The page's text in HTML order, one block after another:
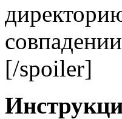
[/spoiler]